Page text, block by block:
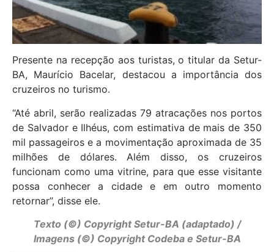
Presente na recepção aos turistas, o titular da Setur-
BA, Maurício Bacelar, destacou a importância dos
cruzeiros no turismo.
“Até abril, serão realizadas 79 atracações nos portos
de Salvador e Ilhéus, com estimativa de mais de 350
mil passageiros e a movimentação aproximada de 35
milhões de dólares. Além disso, os cruzeiros
funcionam como uma vitrine, para que esse visitante
possa conhecer a cidade e em outro momento
retornar”, disse ele.
Texto (©) Copyright Setur-BA (adaptado) /
Imagens (©) Copyright Codeba e Setur-BA